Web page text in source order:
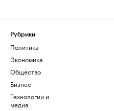
Рубрики
Политика
Экономика
Общество
Бизнес
Технологии и
медиа